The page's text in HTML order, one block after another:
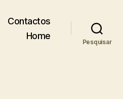
Contactos
Home
Pesquisar